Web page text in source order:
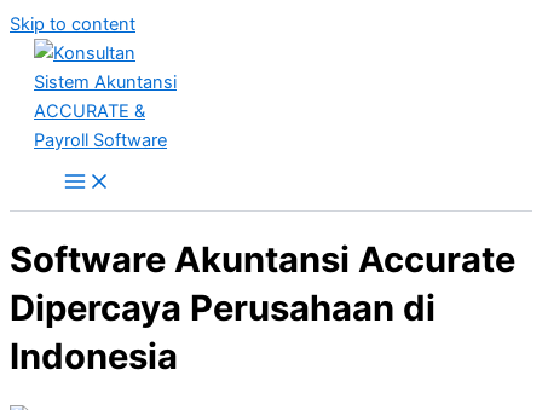
Skip to content
Software Akuntansi Accurate
Dipercaya Perusahaan di
Indonesia